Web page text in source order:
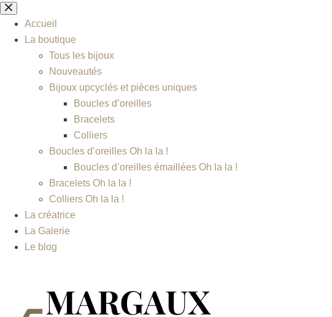
Accueil
La boutique
Tous les bijoux
Nouveautés
Bijoux upcyclés et pièces uniques
Boucles d’oreilles
Bracelets
Colliers
Boucles d’oreilles Oh la la !
Boucles d’oreilles émaillées Oh la la !
Bracelets Oh la la !
Colliers Oh la la !
La créatrice
La Galerie
Le blog